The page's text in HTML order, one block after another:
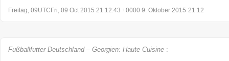
Freitag, 09UTCFri, 09 Oct 2015 21:12:43 +0000 9. Oktober 2015 21:12
Fußballfutter Deutschland – Georgien: Haute Cuisine :